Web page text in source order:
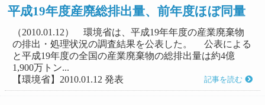
平成19年度産廃総排出量、前年度ほぼ同量
（2010.01.12） 環境省は、平成19年年度の産業廃棄物
の排出・処理状況の調査結果を公表した。 公表による
と平成19年度の全国の産業廃棄物の総排出量は約4億
1,900万トン...
【環境省】2010.01.12 発表
記事を読む